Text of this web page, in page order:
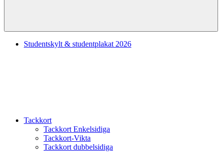
Studentskylt & studentplakat 2026
Tackkort
Tackkort Enkelsidiga
Tackkort-Vikta
Tackkort dubbelsidiga